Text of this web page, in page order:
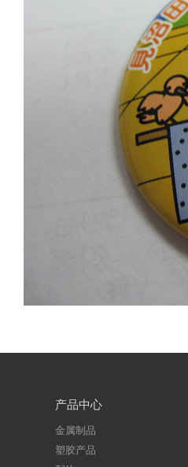
产品中心
金属制品
塑胶产品